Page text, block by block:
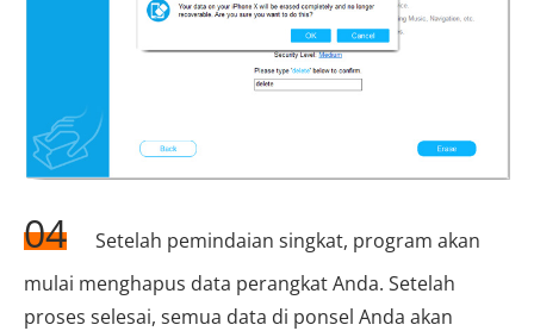
04
Setelah pemindaian singkat, program akan
mulai menghapus data perangkat Anda. Setelah
proses selesai, semua data di ponsel Anda akan